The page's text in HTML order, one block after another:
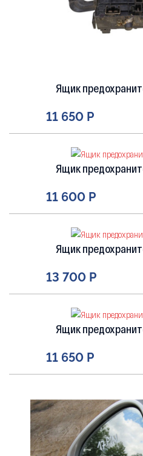
Ящик
11 650 Р
Ящик
11 600 Р
Ящик
13 700 Р
Ящик
11 650 Р